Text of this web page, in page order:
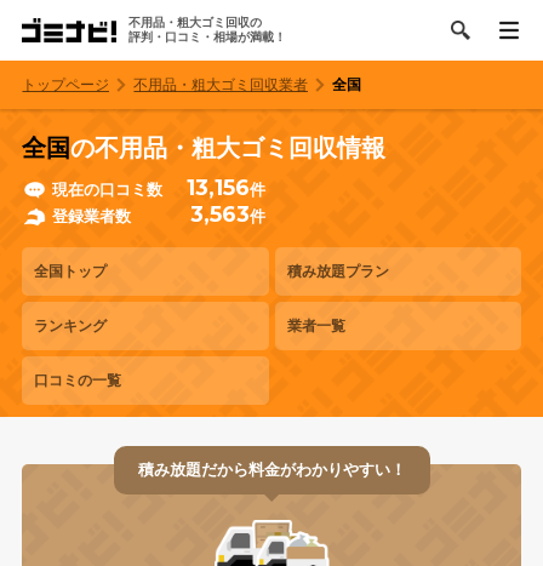
不用品・粗大ゴミ回収の
評判・口コミ・相場が満載！
トップページ 不用品・粗大ゴミ回収業者 全国
全国の不用品・粗大ゴミ回収情報
現在の口コミ数 13,156件
登録業者数
3,563件
全国トップ 積み放題プラン
ランキング 業者一覧
口コミの一覧
積み放題だから料金がわかりやすい！